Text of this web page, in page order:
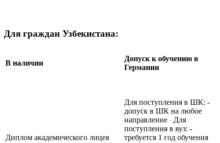
Для граждан Узбекистана:
В наличии
Допуск к обучению в
Германии
Диплом академического лицея
Для поступления в ШК: -
допуск в ШК на любое
направление Для
поступления в вуз: -
требуется 1 год обучения